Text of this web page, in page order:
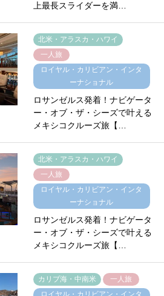
上最長スライダーを満…
北米・アラスカ・ハワイ
一人旅
ロイヤル・カリビアン・インタ
ーナショナル
ロサンゼルス発着！ナビゲータ
ー・オブ・ザ・シーズで叶える
メキシコクルーズ旅【…
北米・アラスカ・ハワイ
一人旅
ロイヤル・カリビアン・インタ
ーナショナル
ロサンゼルス発着！ナビゲータ
ー・オブ・ザ・シーズで叶える
メキシコクルーズ旅【…
カリブ海・中南米
一人旅